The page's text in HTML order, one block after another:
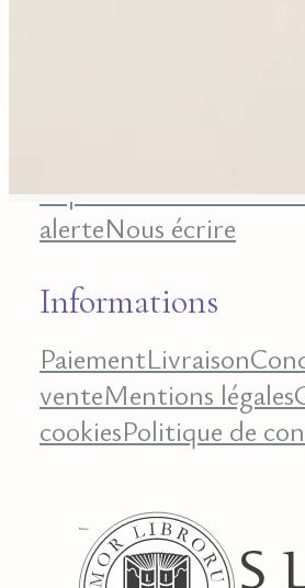
ExpertiseConseilAchat
alerteNous écrire
Informations
PaiementLivraison
venteMentions légales
cookiesPolitique de